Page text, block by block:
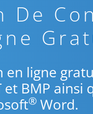
en ligne
BMP ainsi
® Word.